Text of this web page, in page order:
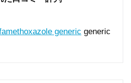
generic generic